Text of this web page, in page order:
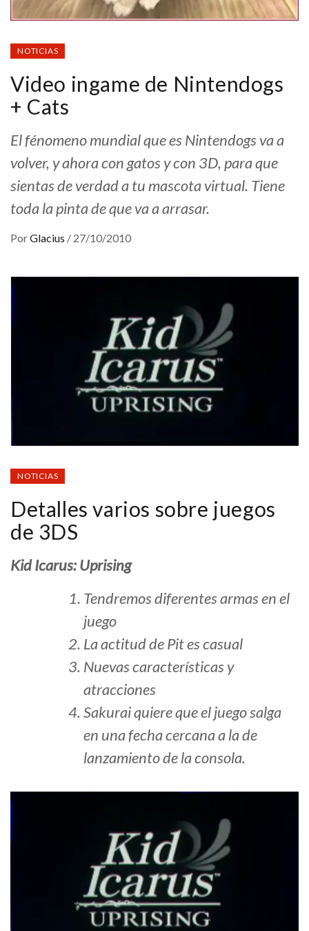
NOTICIAS
Video ingame de Nintendogs
+ Cats
El fénomeno mundial que es Nintendogs va a
volver, y ahora con gatos y con 3D, para que
sientas de verdad a tu mascota virtual. Tiene
toda la pinta de que va a arrasar.
PorGlacius / 27/10/2010
NOTICIAS
Detalles varios sobre juegos
de 3DS
Kid Icarus: Uprising
Tendremos diferentes armas en el
juego
La actitud de Pit es casual
Nuevas características y
atracciones
Sakurai quiere que el juego salga
en una fecha cercana a la de
lanzamiento de la consola.